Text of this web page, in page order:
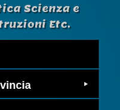
Scienza e
Etc.